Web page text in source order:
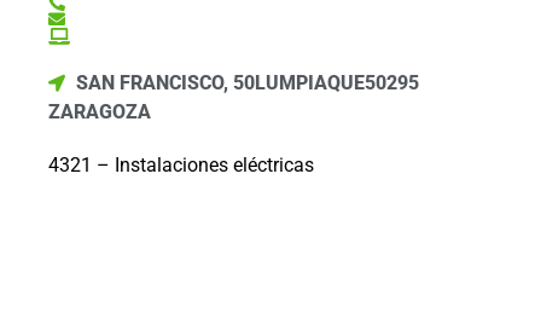
SAN FRANCISCO, 50LUMPIAQUE50295
ZARAGOZA
4321 – Instalaciones eléctricas